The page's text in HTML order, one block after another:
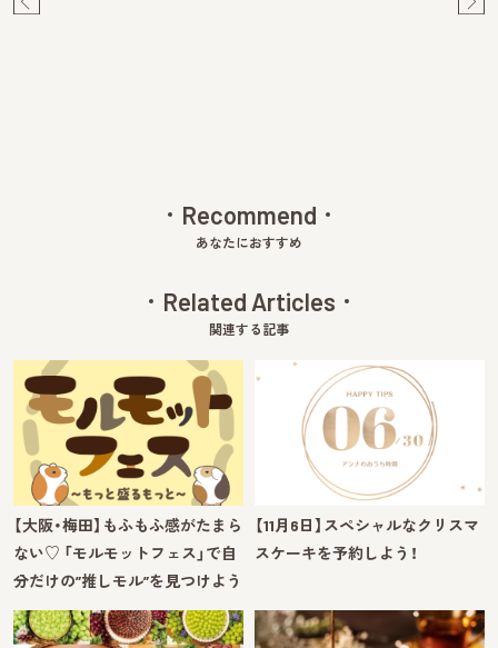
Recommend
あなたにおすすめ
Related Articles
関連する記事
【大阪・梅田】もふもふ感がたまら
ない♡ 「モルモットフェス」で自
分だけの”推しモル”を見つけよう
【11月6日】スペシャルなクリスマ
スケーキを予約しよう！